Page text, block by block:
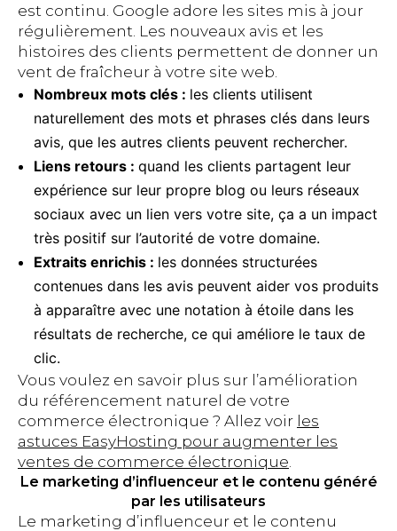
est continu. Google adore les sites mis à jour
régulièrement. Les nouveaux avis et les
histoires des clients permettent de donner un
vent de fraîcheur à votre site web.
Nombreux mots clés : les clients utilisent
naturellement des mots et phrases clés dans leurs
avis, que les autres clients peuvent rechercher.
Liens retours : quand les clients partagent leur
expérience sur leur propre blog ou leurs réseaux
sociaux avec un lien vers votre site, ça a un impact
très positif sur l’autorité de votre domaine.
Extraits enrichis : les données structurées
contenues dans les avis peuvent aider vos produits
à apparaître avec une notation à étoile dans les
résultats de recherche, ce qui améliore le taux de
clic.
Vous voulez en savoir plus sur l’amélioration
du référencement naturel de votre
commerce électronique ? Allez voir les
astuces EasyHosting pour augmenter les
ventes de commerce électronique
Le marketing d’influenceur et le contenu généré
par les utilisateurs
Le marketing d’influenceur et le contenu